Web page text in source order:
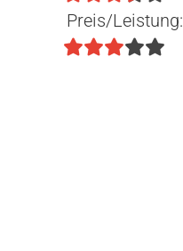
Preis/Leistung: